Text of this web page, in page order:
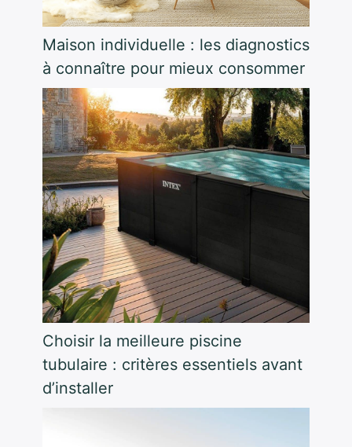
Maison individuelle : les diagnostics
à connaître pour mieux consommer
Choisir la meilleure piscine
tubulaire : critères essentiels avant
d’installer